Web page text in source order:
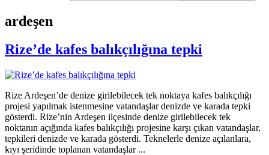
ardeşen
Rize’de kafes balıkçılığına tepki
Rize Ardeşen’de denize girilebilecek tek noktaya kafes balıkçılığı
projesi yapılmak istenmesine vatandaşlar denizde ve karada tepki
gösterdi. Rize’nin Ardeşen ilçesinde denize girilebilecek tek
noktanın açığında kafes balıkçılığı projesine karşı çıkan vatandaşlar,
tepkileri denizde ve karada gösterdi. Teknelerle denize açılanlara,
kıyı şeridinde toplanan vatandaşlar ...